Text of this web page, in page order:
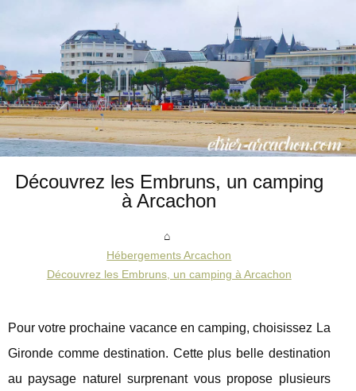
Découvrez les Embruns, un camping
à Arcachon
Hébergements Arcachon
Découvrez les Embruns, un camping à Arcachon
Pour votre prochaine vacance en camping, choisissez La
Gironde comme destination. Cette plus belle destination
au paysage naturel surprenant vous propose plusieurs